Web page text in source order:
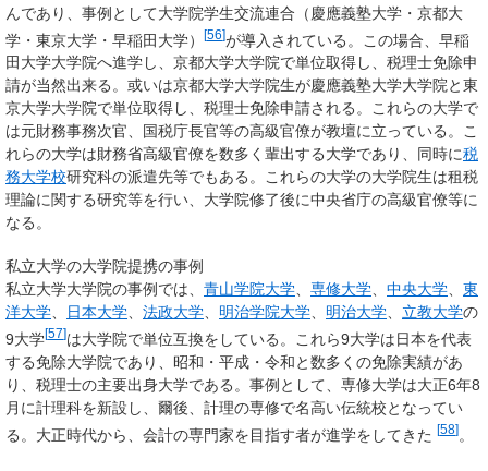
んであり、事例として大学院学生交流連合（慶應義塾大学・京都大
学・東京大学・早稲田大学）
[56]が導入されている。この場合、早稲
田大学大学院へ進学し、京都大学大学院で単位取得し、税理士免除申
請が当然出来る。或いは京都大学大学院生が慶應義塾大学大学院と東
京大学大学院で単位取得し、税理士免除申請される。これらの大学で
は元財務事務次官、国税庁長官等の高級官僚が教壇に立っている。こ
れらの大学は財務省高級官僚を数多く輩出する大学であり、同時に税
務大学校研究科の派遣先等でもある。これらの大学の大学院生は租税
理論に関する研究等を行い、大学院修了後に中央省庁の高級官僚等に
なる。
私立大学の大学院提携の事例
私立大学大学院の事例では、 青山学院大学 専修大学 中央大学
東
洋大学
日本大学 法政大学 明治学院大学 明治大学 立教大学の
9大学[57]は大学院で単位互換をしている。これら9大学は日本を代表
する免除大学院であり、昭和・平成・令和と数多くの免除実績があ
り、税理士の主要出身大学である。事例として、専修大学は大正6年8
月に計理科を新設し、爾後、 計理の専修で名高い伝統校となってい
る。大正時代から、会計の専門家を目指す者が進学をしてきた [58]。